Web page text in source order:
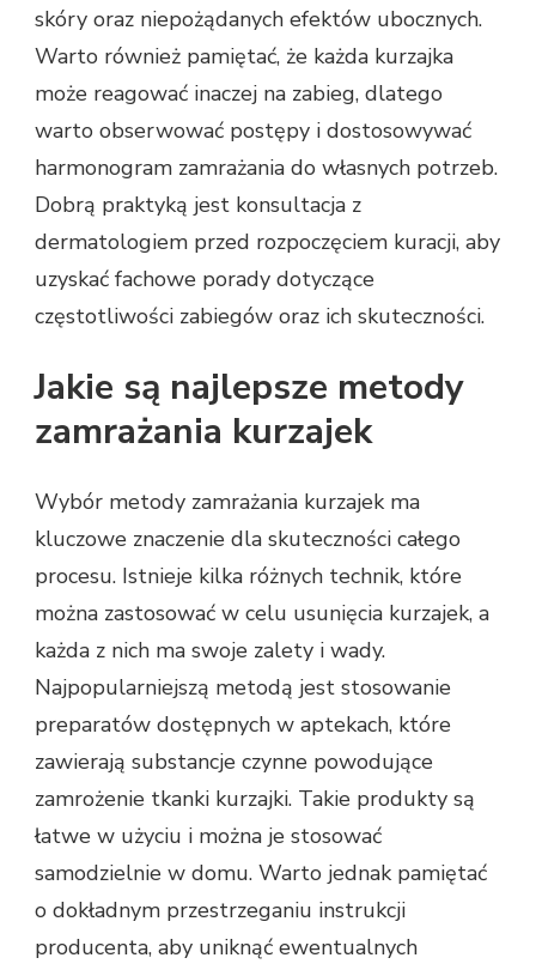
skóry oraz niepożądanych efektów ubocznych.
Warto również pamiętać, że każda kurzajka
może reagować inaczej na zabieg, dlatego
warto obserwować postępy i dostosowywać
harmonogram zamrażania do własnych potrzeb.
Dobrą praktyką jest konsultacja z
dermatologiem przed rozpoczęciem kuracji, aby
uzyskać fachowe porady dotyczące
częstotliwości zabiegów oraz ich skuteczności.
Jakie są najlepsze metody
zamrażania kurzajek
Wybór metody zamrażania kurzajek ma
kluczowe znaczenie dla skuteczności całego
procesu. Istnieje kilka różnych technik, które
można zastosować w celu usunięcia kurzajek, a
każda z nich ma swoje zalety i wady.
Najpopularniejszą metodą jest stosowanie
preparatów dostępnych w aptekach, które
zawierają substancje czynne powodujące
zamrożenie tkanki kurzajki. Takie produkty są
łatwe w użyciu i można je stosować
samodzielnie w domu. Warto jednak pamiętać
o dokładnym przestrzeganiu instrukcji
producenta, aby uniknąć ewentualnych